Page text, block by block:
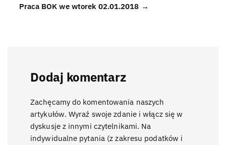
Praca BOK we wtorek 02.01.2018 →
Dodaj komentarz
Zachęcamy do komentowania naszych
artykułów. Wyraź swoje zdanie i włącz się w
dyskusje z innymi czytelnikami. Na
indywidualne pytania (z zakresu podatków i